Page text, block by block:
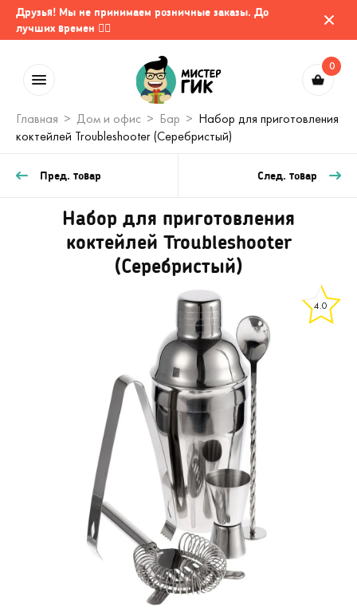
Друзья! Мы не принимаем розничные заказы. До
лучших времен 🤷‍♂️
0
Главная Дом и офис Бар
Набор для приготовления
коктейлей Troubleshooter (Серебристый)
Пред. товар След. товар
Набор для приготовления
коктейлей Troubleshooter
(Серебристый)
4.0